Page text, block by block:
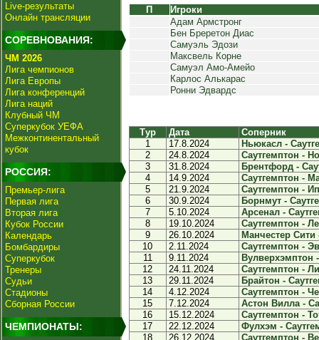
Live-результаты
Онлайн трансляции
СОРЕВНОВАНИЯ:
ЧМ 2026
Лига чемпионов
Лига Европы
Лига конференций
Лига наций
Клубный ЧМ
Суперкубок УЕФА
Межконтинентальный
кубок
РОССИЯ:
Премьер-лига
Первая лига
Вторая лига
Кубок России
Календарь
Бомбардиры
Суперкубок
Тренеры
Судьи
Стадионы
Сборная России
ЧЕМПИОНАТЫ:
П
Игроки
Адам Армстронг
Бен Бреретон Диас
Самуэль Эдози
Максвель Корне
Самуэл Амо-Амейо
Карлос Алькарас
Ронни Эдвардс
Тур Дата
Соперник
1
17.8.2024
Ньюкасл -
2
24.8.2024
Саутгемптон -
3
31.8.2024
Брентфорд -
4
14.9.2024
Саутгемптон -
5
21.9.2024
Саутгемптон -
6
30.9.2024
Борнмут -
7
5.10.2024
Арсенал -
8
19.10.2024
Саутгемптон -
9
26.10.2024
Манчестер Сити
10
2.11.2024
Саутгемптон -
11
9.11.2024
Вулверхэмптон
12
24.11.2024
Саутгемптон -
13
29.11.2024
Брайтон -
14
4.12.2024
Саутгемптон -
15
7.12.2024
Астон Вилла -
16
15.12.2024
Саутгемптон -
17
22.12.2024
Фулхэм -
18
26.12.2024
Саутгемптон -